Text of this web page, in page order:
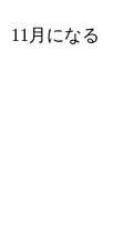
11月になる